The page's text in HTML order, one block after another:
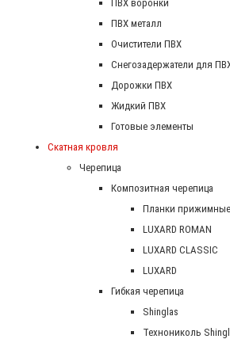
ПВХ воронки
ПВХ металл
Очистители ПВХ
Снегозадержатели для
Дорожки ПВХ
Жидкий ПВХ
Готовые элементы
Скатная кровля
Черепица
Композитная черепица
Планки
LUXARD ROMAN
LUXARD CLASSIC
LUXARD
Гибкая черепица
Shinglas
Технониколь